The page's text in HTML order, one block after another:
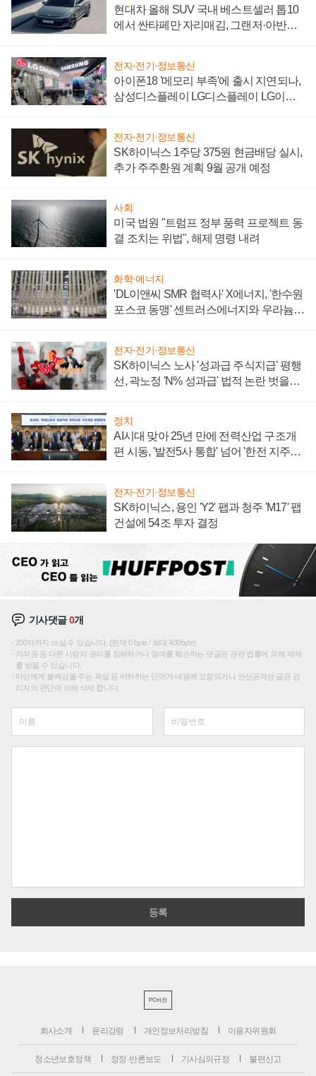
현대차 올해 SUV 국내 베스트셀러 톱10
에서 싼타페만 자리매김, 그랜저·아반떼
전자·전기·정보통신
아이폰18 '메모리 부족'에 출시 지연되나,
삼성디스플레이 LG디스플레이 LG이노
전자·전기·정보통신
SK하이닉스 1주당 375원 현금배당 실시,
추가 주주환원 계획 9월 공개 예정
사회
미국 법원 "트럼프 정부 풍력 프로젝트 동
결 조치는 위법", 해제 명령 내려
화학·에너지
'DL이앤씨 SMR 협력사' X에너지, '한수원
포스코 동맹' 센트러스에너지와 우라늄
전자·전기·정보통신
SK하이닉스 노사 '성과급 주식지급' 평행
선, 곽노정 'N% 성과급' 법적 논란 벗을지
정치
AI시대 맞아 25년 만에 전력산업 구조개
편 시동, '발전5사 통합' 넘어 '한전 지주사'
전자·전기·정보통신
SK하이닉스, 용인 'Y2' 팹과 청주 'M17' 팹
건설에 54조 투자 결정
기사댓글0개
200자까지 쓰실 수 있습니다. (현재 0 byte / 최대 400byte)
저작권 등 다른 사람의 권리를 침해하거나 명예를 훼손하는 댓글은 관련 법률에 의해 제재
를 받을 수 있습니다.
타인에게 불쾌감을 주는 욕설 등 비하하는 단어가 내용에 포함되거나 인신공격성 글은 관
리자의 판단에 의해 삭제 합니다.
PC버전
회사소개 윤리강령 개인정보처리방침 이용자위원회
청소년보호정책 정정·반론보도 기사심의규정 불편신고